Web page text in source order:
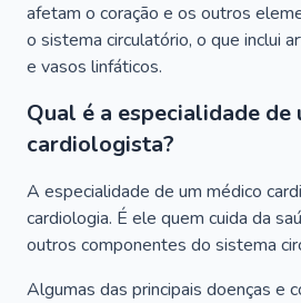
afetam o coração e os outros
o sistema circulatório, o que inclui
e vasos linfáticos.
Qual é a especialidade de
cardiologista?
A especialidade de um médico
cardiologia. É ele quem cuida da
outros componentes do sistema
Algumas das principais doenças e